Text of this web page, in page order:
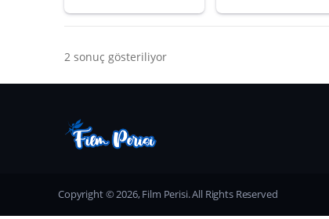
2 sonuç gösteriliyor
Copyright © 2026, Film Perisi. All Rights Reserved